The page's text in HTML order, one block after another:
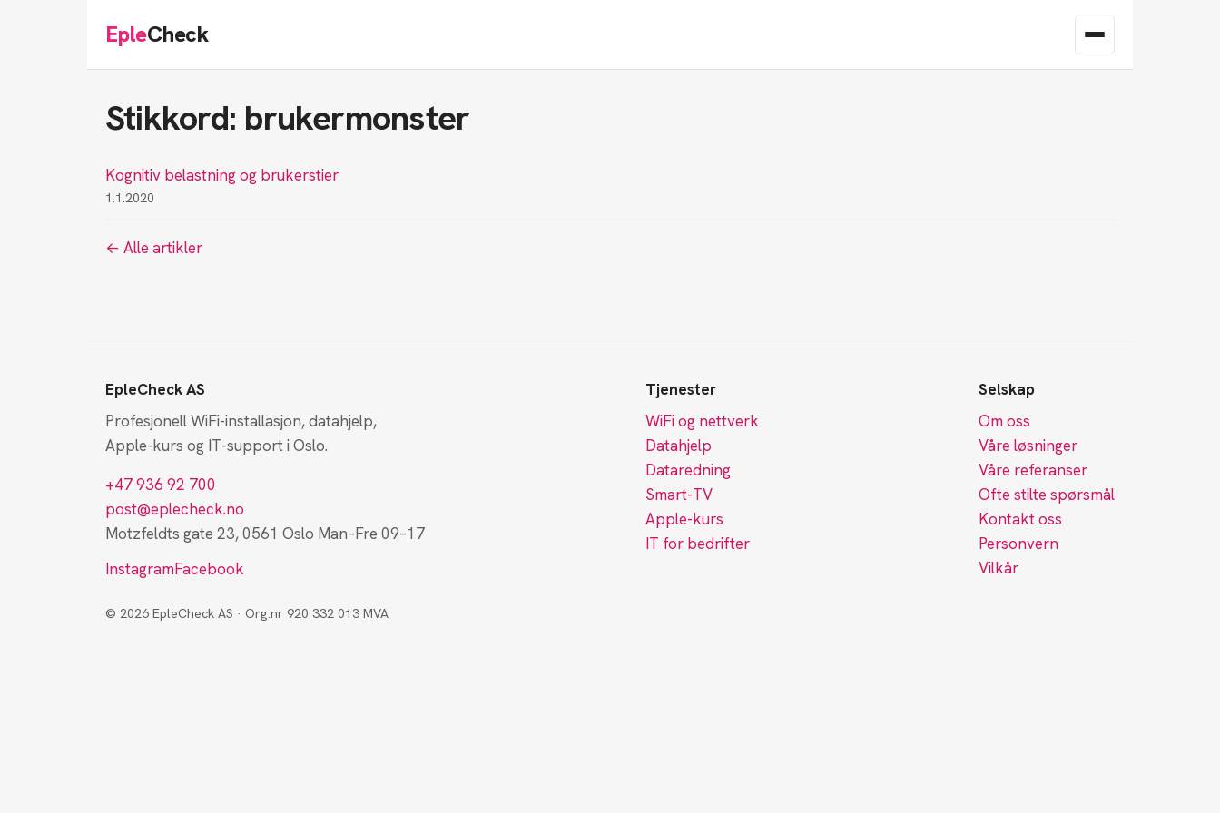
EpleCheck
Stikkord: brukermonster
Kognitiv belastning og brukerstier
1.1.2020
← Alle artikler
EpleCheck AS
Profesjonell WiFi-installasjon, datahjelp,
Apple-kurs og IT-support i Oslo.
+47 936 92 700
post@eplecheck.no
Motzfeldts gate 23, 0561 Oslo Man–Fre 09–17
InstagramFacebook
Tjenester
WiFi og nettverk
Datahjelp
Dataredning
Smart-TV
Apple-kurs
IT for bedrifter
Selskap
Om oss
Våre løsninger
Våre referanser
Ofte stilte spørsmål
Kontakt oss
Personvern
Vilkår
© 2026 EpleCheck AS · Org.nr 920 332 013 MVA